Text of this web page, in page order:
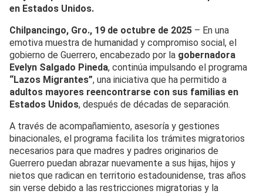
en Estados Unidos.
Chilpancingo, Gro., 19 de octubre de 2025 – En una
emotiva muestra de humanidad y compromiso social, el
gobierno de Guerrero, encabezado por la gobernadora
Evelyn Salgado Pineda, continúa impulsando el programa
“Lazos Migrantes”, una iniciativa que ha permitido a
adultos mayores reencontrarse con sus familias en
Estados Unidos, después de décadas de separación.
A través de acompañamiento, asesoría y gestiones
binacionales, el programa facilita los trámites migratorios
necesarios para que madres y padres originarios de
Guerrero puedan abrazar nuevamente a sus hijas, hijos y
nietos que radican en territorio estadounidense, tras años
sin verse debido a las restricciones migratorias y la